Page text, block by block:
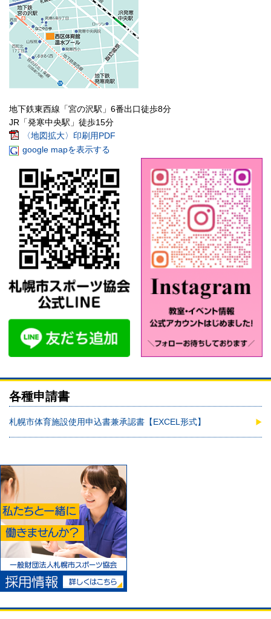
地下鉄東西線「宮の沢駅」6番出口徒歩8分
JR「発寒中央駅」徒歩15分
〈地図拡大〉印刷用PDF
google mapを表示する
各種申請書
札幌市体育施設使用申込書兼承認書【EXCEL形式】